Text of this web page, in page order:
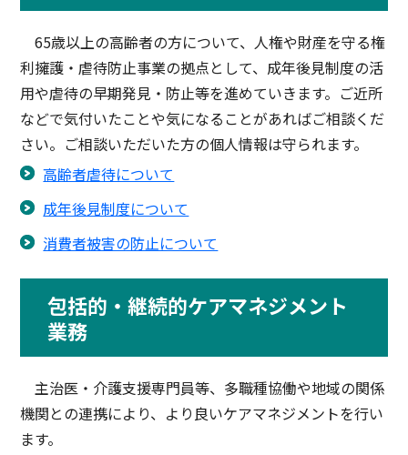
65歳以上の高齢者の方について、人権や財産を守る権
利擁護・虐待防止事業の拠点として、成年後見制度の活
用や虐待の早期発見・防止等を進めていきます。ご近所
などで気付いたことや気になることがあればご相談くだ
さい。ご相談いただいた方の個人情報は守られます。
高齢者虐待について
成年後見制度について
消費者被害の防止について
包括的・継続的ケアマネジメント
業務
主治医・介護支援専門員等、多職種協働や地域の関係
機関との連携により、より良いケアマネジメントを行い
ます。